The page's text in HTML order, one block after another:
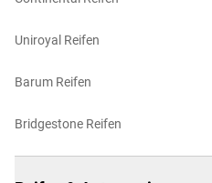
Uniroyal Reifen
Barum Reifen
Bridgestone Reifen